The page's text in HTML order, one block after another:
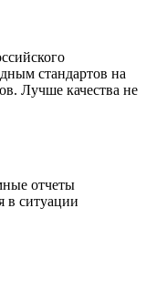
стандартов на
Лучше качества не
отчеты
в ситуации